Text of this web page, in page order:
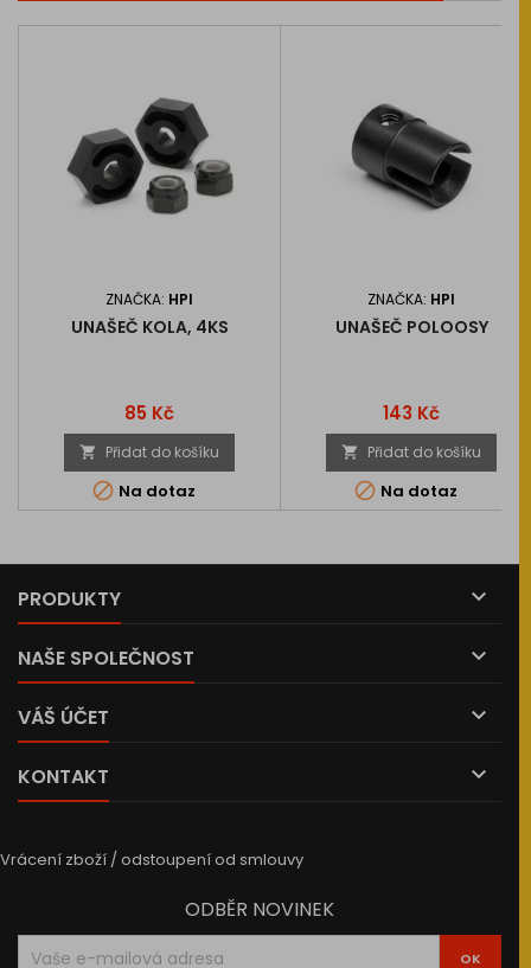
ZNAČKA: HPI
UNAŠEČ KOLA, 4KS
Cena
85 Kč
 Přidat do košíku
 Na dotaz
ZNAČKA: HPI
UNAŠEČ POLOOSY
Cena
143 Kč
 Přidat do košíku
 Na dotaz
PRODUKTY 
NAŠE SPOLEČNOST 
VÁŠ ÚČET 
KONTAKT 
Vrácení zboží / odstoupení od smlouvy
ODBĚR NOVINEK